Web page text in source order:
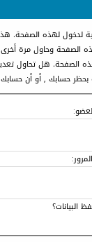
لدخول لهذه الصفحة.
الصفحة وحاول مرة
الصفحة. هل تحاول
بحظر حسابك , أو أن
البيانات؟